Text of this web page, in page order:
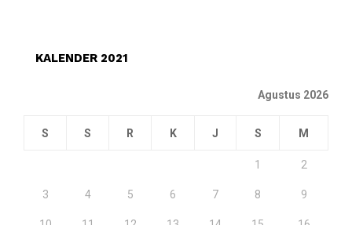
KALENDER 2021
Agustus 2026
S S R K J S M
1 2
3 4 5 6 7 8 9